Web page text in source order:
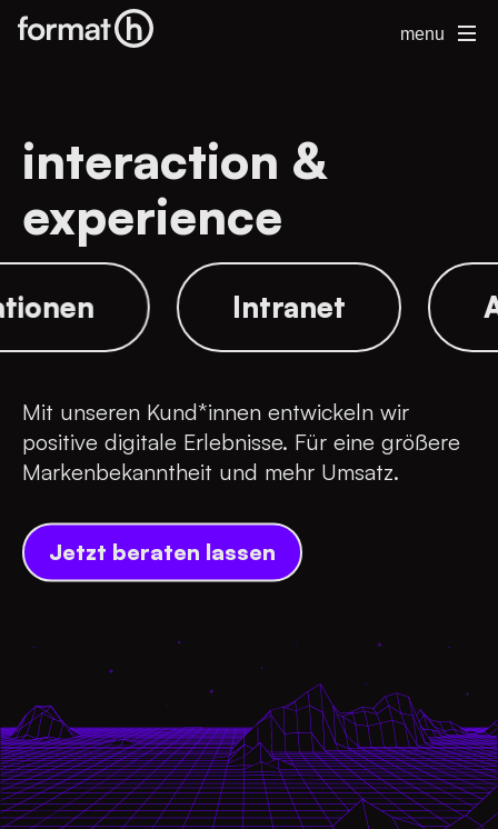
menu
interaction &
experience
Intranet
Mit unseren Kund*innen entwickeln wir
positive digitale Erlebnisse. Für eine größere
Markenbekanntheit und mehr Umsatz.
Jetzt beraten lassen